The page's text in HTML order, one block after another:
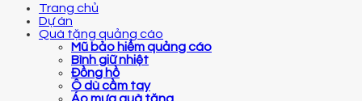
Trang chủ
Dự án
Quà tặng quảng cáo
Mũ bảo hiểm quảng cáo
Bình giữ nhiệt
Đồng hồ
Ô dù cầm tay
Áo mưa quà tặng